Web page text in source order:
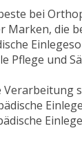
bei
Marken, die
Pflege und